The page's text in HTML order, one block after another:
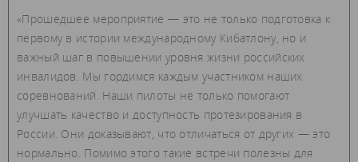
«Прошедшее мероприятие — это не только подготовка к
первому в истории международному Кибатлону, но и
важный шаг в повышении уровня жизни российских
инвалидов. Мы гордимся каждым участником наших
соревнований. Наши пилоты не только помогают
улучшать качество и доступность протезирования в
России. Они доказывают, что отличаться от других — это
нормально. Помимо этого такие встречи полезны для